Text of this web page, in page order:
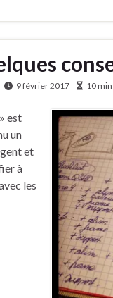
9 février 2017 10
est
un
et
à
les